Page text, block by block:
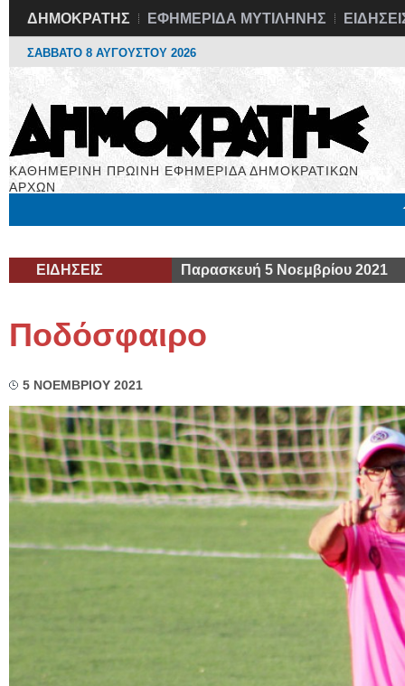
ΔΗΜΟΚΡΑΤΗΣ ΕΦΗΜΕΡΙΔΑ ΜΥΤΙΛΗΝΗΣ
ΣΑΒΒΑΤΟ 8 ΑΥΓΟΥΣΤΟΥ 2026
ΚΑΘΗΜΕΡΙΝΗ ΠΡΩΙΝΗ ΕΦΗΜΕΡΙΔΑ ΔΗΜΟΚΡΑΤΙΚΩΝ
ΑΡΧΩΝ
ΕΙΔΗΣΕΙΣ Παρασκευή 5 Νοεμβρίου 2021
Ποδόσφαιρο
5 ΝΟΕΜΒΡΙΟΥ 2021